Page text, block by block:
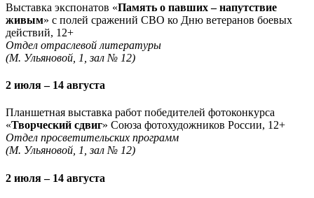
Выставка экспонатов «Память о павших – напутствие
живым» с полей сражений СВО ко Дню ветеранов боевых
действий, 12+
Отдел отраслевой литературы
(М. Ульяновой, 1, зал № 12)
2 июля – 14 августа
Планшетная выставка работ победителей фотоконкурса
«Творческий сдвиг» Союза фотохудожников России, 12+
Отдел просветительских программ
(М. Ульяновой, 1, зал № 12)
2 июля – 14 августа